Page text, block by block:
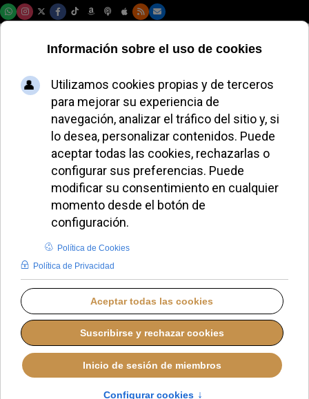
El Vaticano pide
una inteligencia
artificial ética en la
sanidad y defiende
la relación médico-
paciente
ALMUDENA RODRIGO
DESDE EL VATICANO
MIÉRCOLES, 15 OCTUBRE 2025 18:10